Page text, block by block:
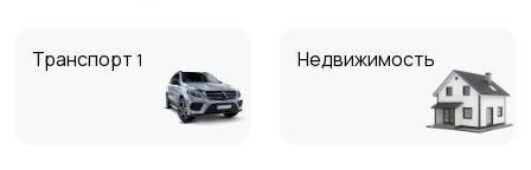
Транспорт 1 Недвижимость